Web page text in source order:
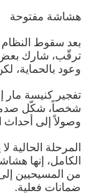
هشاشة مفتوحة
ترقّب، شارك بعض
وعود بالحماية،
شخصاً، شكّل صدمة
وصولاً إلى أحداث
المرحلة الحالية
الكامل، إنها
من المسيحيين
ضمانات فعلية.